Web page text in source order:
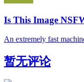
Is This Image
An extremely fast
暂无评论